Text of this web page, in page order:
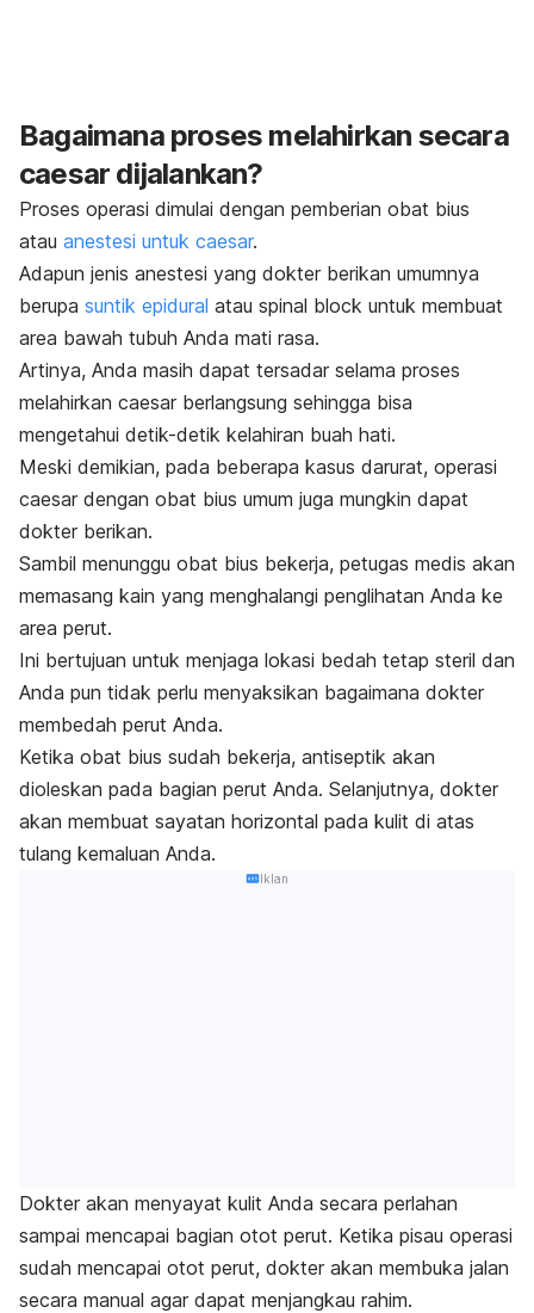
Bagaimana proses melahirkan secara
caesar dijalankan?
Proses operasi dimulai dengan pemberian obat bius
atau anestesi untuk caesar.
Adapun jenis anestesi yang dokter berikan umumnya
berupa suntik epidural atau spinal block untuk membuat
area bawah tubuh Anda mati rasa.
Artinya, Anda masih dapat tersadar selama proses
melahirkan caesar berlangsung sehingga bisa
mengetahui detik-detik kelahiran buah hati.
Meski demikian, pada beberapa kasus darurat, operasi
caesar dengan obat bius umum juga mungkin dapat
dokter berikan.
Sambil menunggu obat bius bekerja, petugas medis akan
memasang kain yang menghalangi penglihatan Anda ke
area perut.
Ini bertujuan untuk menjaga lokasi bedah tetap steril dan
Anda pun tidak perlu menyaksikan bagaimana dokter
membedah perut Anda.
Ketika obat bius sudah bekerja, antiseptik akan
dioleskan pada bagian perut Anda. Selanjutnya, dokter
akan membuat sayatan horizontal pada kulit di atas
tulang kemaluan Anda.
Iklan
Dokter akan menyayat kulit Anda secara perlahan
sampai mencapai bagian otot perut. Ketika pisau operasi
sudah mencapai otot perut, dokter akan membuka jalan
secara manual agar dapat menjangkau rahim.